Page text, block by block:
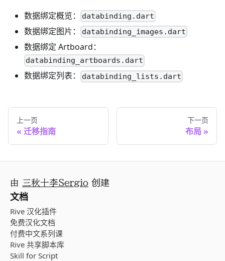
数据绑定概览： databinding.dart
数据绑定图片： databinding_images.dart
数据绑定 Artboard：
databinding_artboards.dart
数据绑定列表： databinding_lists.dart
上一页
迁移指南
下一页
布局
由 三秋十李Sergio 创建
文档
Rive 汉化插件
免费汉化文档
付费中文系列课
Rive 共享脚本库
Skill for Script